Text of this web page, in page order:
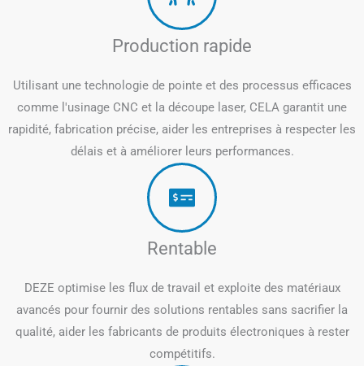
Production rapide
Utilisant une technologie de pointe et des processus efficaces
comme l'usinage CNC et la découpe laser, CELA garantit une
rapidité, fabrication précise, aider les entreprises à respecter les
délais et à améliorer leurs performances.
Rentable
DEZE optimise les flux de travail et exploite des matériaux
avancés pour fournir des solutions rentables sans sacrifier la
qualité, aider les fabricants de produits électroniques à rester
compétitifs.